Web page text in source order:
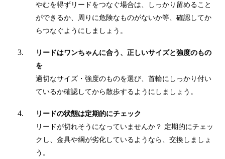
やむを得ずリードをつなぐ場合は、しっかり留めること
ができるか、周りに危険なものがないか等、確認してか
らつなぐようにしましょう。
リードはワンちゃんに合う、正しいサイズと強度のもの
を
適切なサイズ・強度のものを選び、首輪にしっかり付い
ているか確認してから散歩するようにしましょう。
リードの状態は定期的にチェック
リードが切れそうになっていませんか？ 定期的にチェッ
クし、金具や綱が劣化しているようなら、交換しましょ
う。